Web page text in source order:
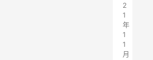
2
1
年
1
1
月